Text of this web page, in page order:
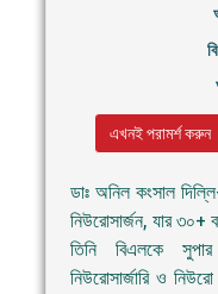
এখনই পরামর্শ করুন
ডাঃ অনিল কংসাল
নিউরোসার্জন, যার ৩০+
তিনি বিএলকে সুপার
নিউরোসার্জারি ও